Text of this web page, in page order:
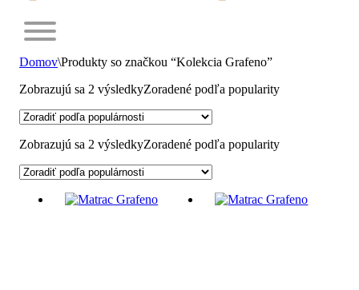
Domov\Produkty so značkou “Kolekcia Grafeno”
Zobrazujú sa 2 výsledkyZoradené podľa popularity
Zobrazujú sa 2 výsledkyZoradené podľa popularity